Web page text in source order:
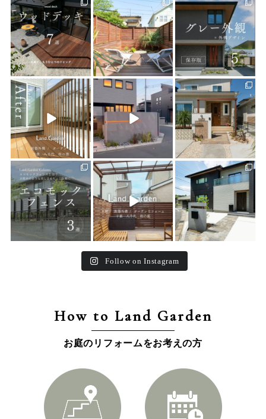
land_garden
14 0
land_garden
18 0
land_garden
19 0
land_garden
22 0
land_garden
22 0
land_garden
25 0
land_garden
15 0
land_garden
32 0
land_garden
24 0
Follow on Instagram
How to Land Garden
お庭のリフォームをお考えの方